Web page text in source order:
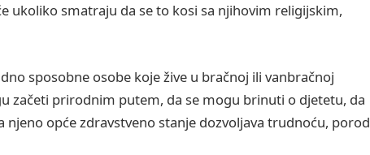
ukoliko smatraju da se to kosi sa njihovim religijskim,
sposobne osobe koje žive u bračnoj ili vanbračnoj
začeti prirodnim putem, da se mogu brinuti o djetetu, da
njeno opće zdravstveno stanje dozvoljava trudnoću, porod